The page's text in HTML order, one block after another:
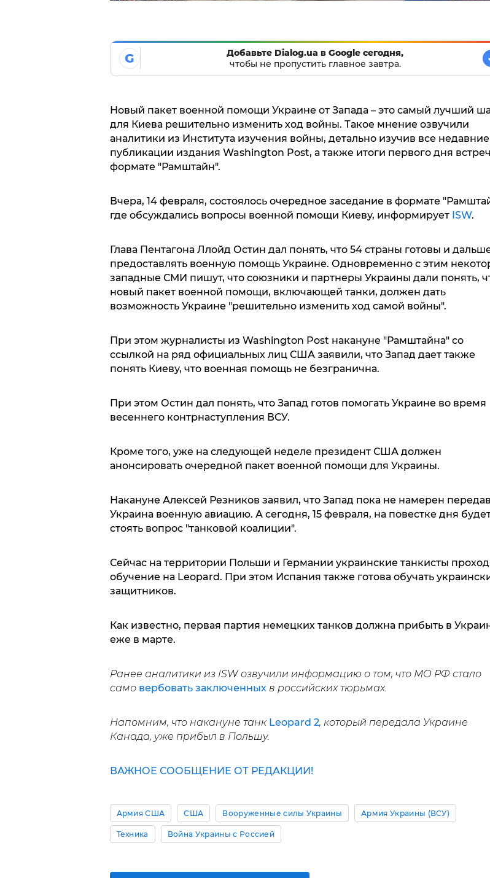
G
Добавьте Dialog.ua в Google сегодня,
чтобы не пропустить главное завтра.
Новый пакет военной помощи Украине от Запада – это самый лучший
для Киева решительно изменить ход войны. Такое мнение озвучили
аналитики из Института изучения войны, детально изучив все недавние
публикации издания Washington Post, а также итоги первого дня
формате "Рамштайн".
Вчера, 14 февраля, состоялось очередное заседание в формате
где обсуждались вопросы военной помощи Киеву, информирует ISW.
Глава Пентагона Ллойд Остин дал понять, что 54 страны готовы и
предоставлять военную помощь Украине. Одновременно с этим
западные СМИ пишут, что союзники и партнеры Украины дали понять,
новый пакет военной помощи, включающей танки, должен дать
возможность Украине "решительно изменить ход самой войны".
При этом журналисты из Washington Post накануне "Рамштайна" со
ссылкой на ряд официальных лиц США заявили, что Запад дает также
понять Киеву, что военная помощь не безгранична.
При этом Остин дал понять, что Запад готов помогать Украине во время
весеннего контрнаступления ВСУ.
Кроме того, уже на следующей неделе президент США должен
анонсировать очередной пакет военной помощи для Украины.
Накануне Алексей Резников заявил, что Запад пока не намерен
Украина военную авиацию. А сегодня, 15 февраля, на повестке дня
стоять вопрос "танковой коалиции".
Сейчас на территории Польши и Германии украинские танкисты
обучение на Leopard. При этом Испания также готова обучать
защитников.
Как известно, первая партия немецких танков должна прибыть в
еже в марте.
Ранее аналитики из ISW озвучили информацию о том, что МО РФ стало
само вербовать заключенных в российских тюрьмах.
Напомним, что накануне танк Leopard 2, который передала Украине
Канада, уже прибыл в Польшу.
ВАЖНОЕ СООБЩЕНИЕ ОТ РЕДАКЦИИ!
Армия США США Вооруженные силы Украины Армия Украины (ВСУ)
Техника Война Украины с Россией